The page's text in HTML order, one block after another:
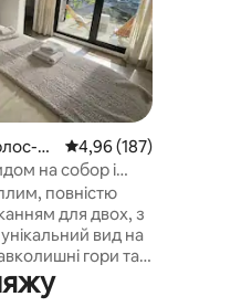
д
Середня оцінка: 4,96
4,96 (187)
на собор і
повністю
для двох, з
вид на
гори та
вписуються в
сонця.